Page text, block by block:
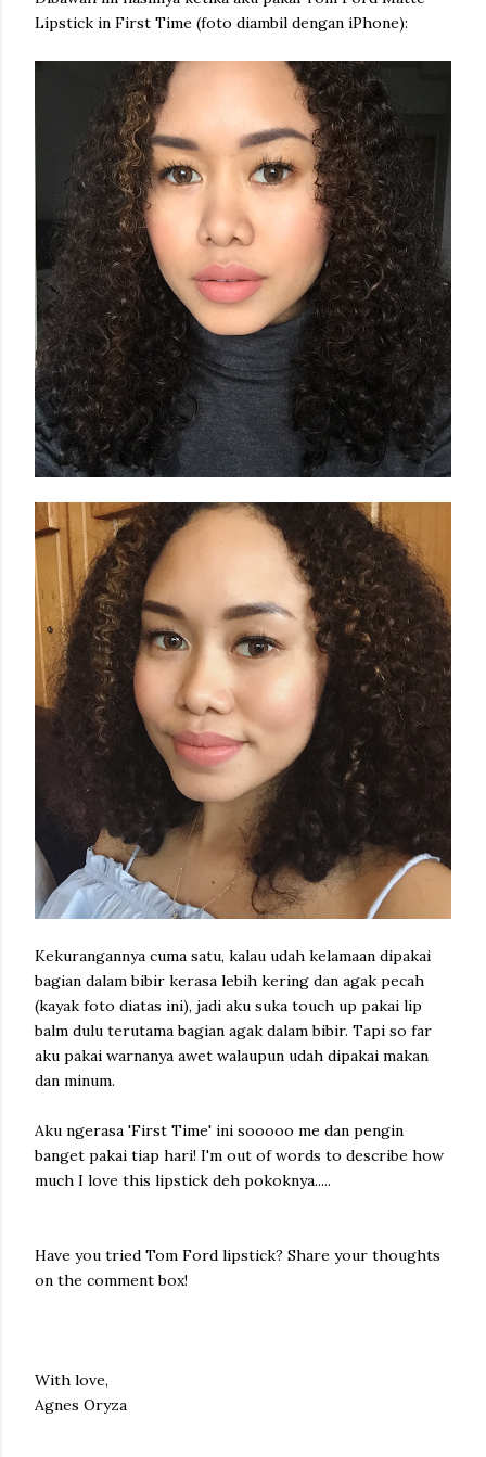
Lipstick in First Time (foto diambil dengan iPhone):
Kekurangannya cuma satu, kalau udah kelamaan dipakai
bagian dalam bibir kerasa lebih kering dan agak pecah
(kayak foto diatas ini), jadi aku suka touch up pakai lip
balm dulu terutama bagian agak dalam bibir. Tapi so far
aku pakai warnanya awet walaupun udah dipakai makan
dan minum.
Aku ngerasa 'First Time' ini sooooo me dan pengin
banget pakai tiap hari! I'm out of words to describe how
much I love this lipstick deh pokoknya.....
Have you tried Tom Ford lipstick? Share your thoughts
on the comment box!
With love,
Agnes Oryza